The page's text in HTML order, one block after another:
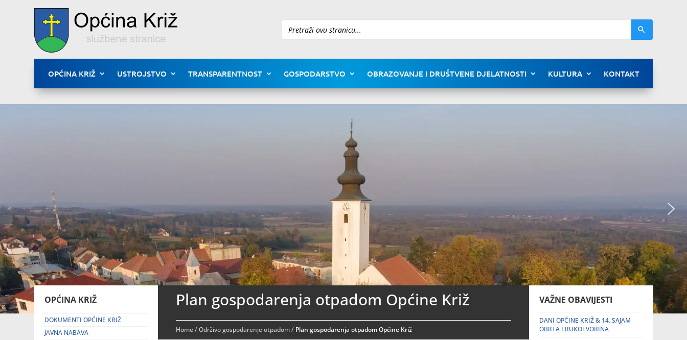
Pretraži
OPĆINA KRIŽ USTROJSTVO TRANSPARENTNOST GOSPODARSTVO OBRAZOVANJE I DRUŠTVENE DJELATNOSTI KULTURA KONTAKT
OPĆINA KRIŽ
DOKUMENTI OPĆINE KRIŽ
JAVNA NABAVA
Plan gospodarenja otpadom Općine Križ
Home/Održivo gospodarenje otpadom/ Plan gospodarenja otpadom Općine Križ
VAŽNE OBAVIJESTI
DANI OPĆINE KRIŽ & 14. SAJAM
OBRTA I RUKOTVORINA